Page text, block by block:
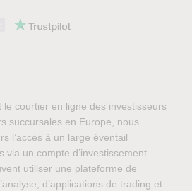
le courtier en ligne des investisseurs
succursales en Europe, nous
l’accès à un large éventail
via un compte d’investissement
utiliser une plateforme de
d’applications de trading et